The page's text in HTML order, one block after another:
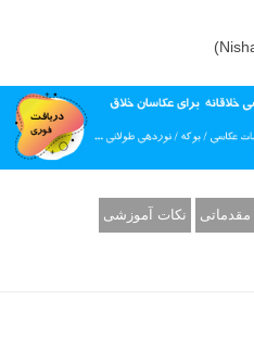
می رسد، درک کنید. هنگام ایجاد
از رنگ کاری کنید که آنها همان چیزی
که نکات این آموزش به بهبود